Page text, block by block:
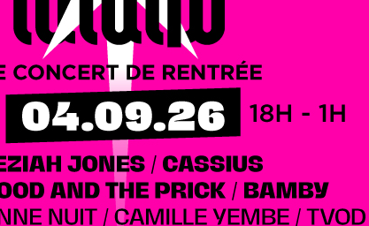
des ventes éphémères de végétaux.
Cactus, succulentes, plantes vertes,
votre intérieur ou vos extérieurs.